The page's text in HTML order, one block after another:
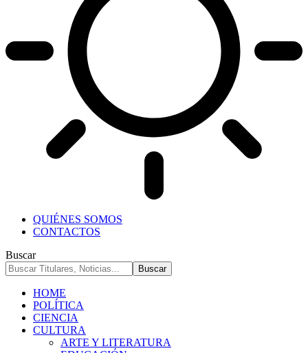
QUIÉNES SOMOS
CONTACTOS
Buscar
HOME
POLÍTICA
CIENCIA
CULTURA
ARTE Y LITERATURA